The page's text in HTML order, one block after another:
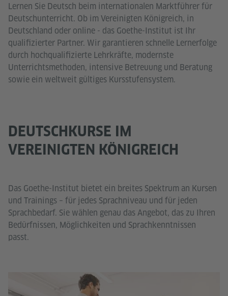
Lernen Sie Deutsch beim internationalen Marktführer für
Deutschunterricht. Ob im Vereinigten Königreich, in
Deutschland oder online - das Goethe-Institut ist Ihr
qualifizierter Partner. Wir garantieren schnelle Lernerfolge
durch hochqualifizierte Lehrkräfte, modernste
Unterrichtsmethoden, intensive Betreuung und Beratung
sowie ein weltweit gültiges Kursstufensystem.
DEUTSCHKURSE IM
VEREINIGTEN KÖNIGREICH
Das Goethe-Institut bietet ein breites Spektrum an Kursen
und Trainings – für jedes Sprachniveau und für jeden
Sprachbedarf. Sie wählen genau das Angebot, das zu Ihren
Bedürfnissen, Möglichkeiten und Sprachkenntnissen
passt.